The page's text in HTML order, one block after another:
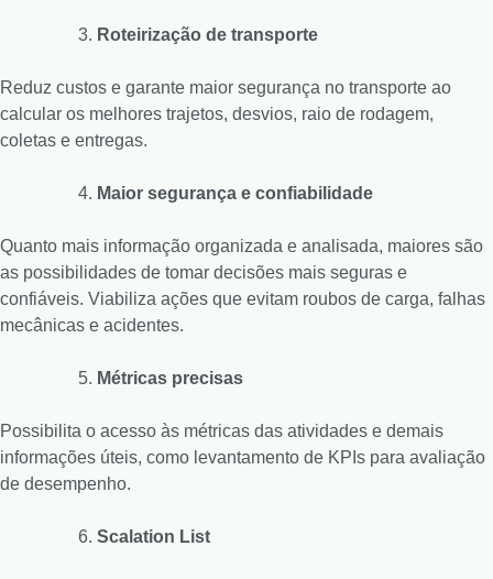
Roteirização de transporte
Reduz custos e garante maior segurança no transporte ao
calcular os melhores trajetos, desvios, raio de rodagem,
coletas e entregas.
Maior segurança e confiabilidade
Quanto mais informação organizada e analisada, maiores são
as possibilidades de tomar decisões mais seguras e
confiáveis. Viabiliza ações que evitam roubos de carga, falhas
mecânicas e acidentes.
Métricas precisas
Possibilita o acesso às métricas das atividades e demais
informações úteis, como levantamento de KPIs para avaliação
de desempenho.
Scalation List